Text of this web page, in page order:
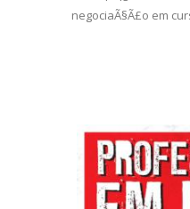
negociaÃ§Ã£o em